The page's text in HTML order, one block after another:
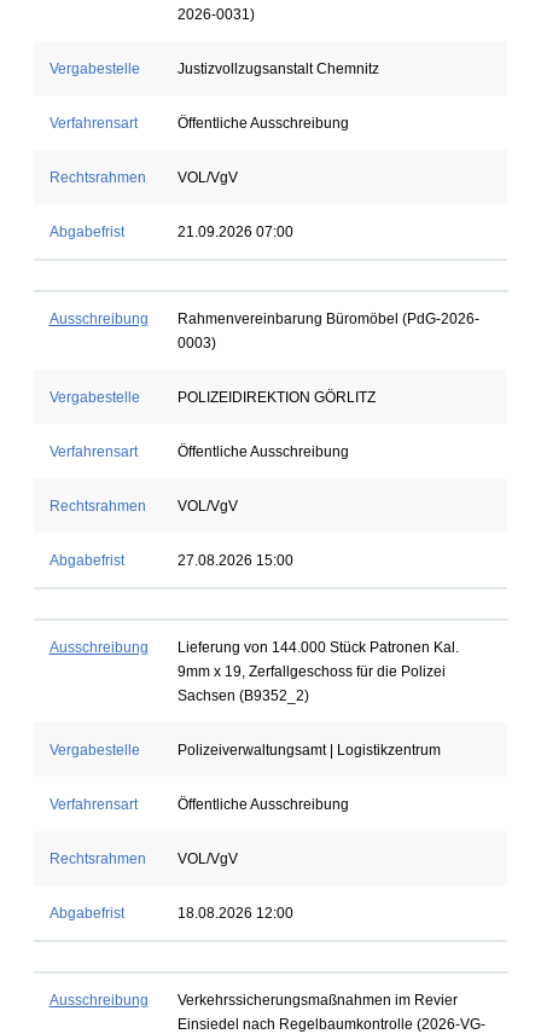
2026-0031)
Vergabestelle Justizvollzugsanstalt Chemnitz
Verfahrensart Öffentliche Ausschreibung
Rechtsrahmen VOL/VgV
Abgabefrist 21.09.2026 07:00
Ausschreibung
Rahmenvereinbarung Büromöbel (PdG-2026-
0003)
Vergabestelle POLIZEIDIREKTION GÖRLITZ
Verfahrensart Öffentliche Ausschreibung
Rechtsrahmen VOL/VgV
Abgabefrist 27.08.2026 15:00
Ausschreibung
Lieferung von 144.000 Stück Patronen Kal.
9mm x 19, Zerfallgeschoss für die Polizei
Sachsen (B9352_2)
Vergabestelle Polizeiverwaltungsamt | Logistikzentrum
Verfahrensart Öffentliche Ausschreibung
Rechtsrahmen VOL/VgV
Abgabefrist 18.08.2026 12:00
Ausschreibung
Verkehrssicherungsmaßnahmen im Revier
Einsiedel nach Regelbaumkontrolle (2026-VG-